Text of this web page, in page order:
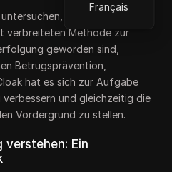
Français
wie digitale
verbreiteten Methode zur
geworden sind,
Betrugsprävention,
hat es sich zur Aufgabe
und gleichzeitig die
Vordergrund zu stellen.
verstehen: Ein